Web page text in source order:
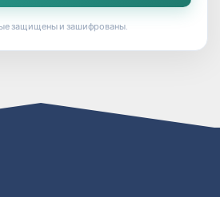
защищены и зашифрованы.